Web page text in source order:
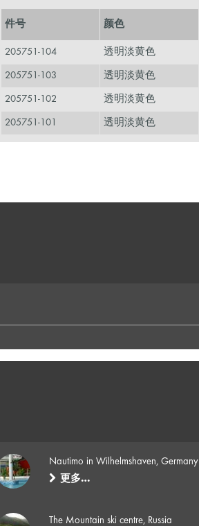
件号 颜色
205751-104 透明淡黄色
205751-103 透明淡黄色
205751-102 透明淡黄色
205751-101 透明淡黄色
Nautimo in Wilhelmshaven, Germany
更多…
The Mountain ski centre, Russia